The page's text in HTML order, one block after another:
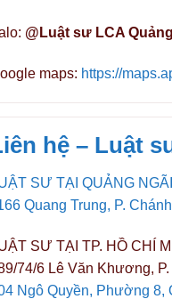
@Luật sư LCA
maps: https://
hệ – Luật
SƯ TẠI QUẢNG NGÃI
Quang Trung, P.
SƯ TẠI TP. HỒ CHÍ
74/6 Lê Văn Khương,
Ngô Quyền, Phường 8,